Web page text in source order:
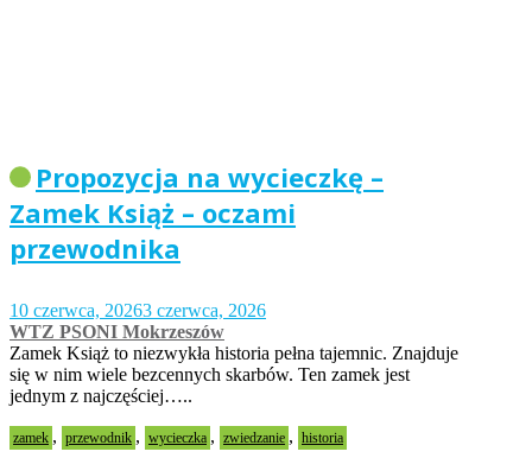
Propozycja na wycieczkę –
Zamek Książ – oczami
przewodnika
10 czerwca, 20263 czerwca, 2026
WTZ PSONI Mokrzeszów
Zamek Książ to niezwykła historia pełna tajemnic. Znajduje
się w nim wiele bezcennych skarbów. Ten zamek jest
jednym z najczęściej…..
zamek , przewodnik , wycieczka , zwiedzanie , historia